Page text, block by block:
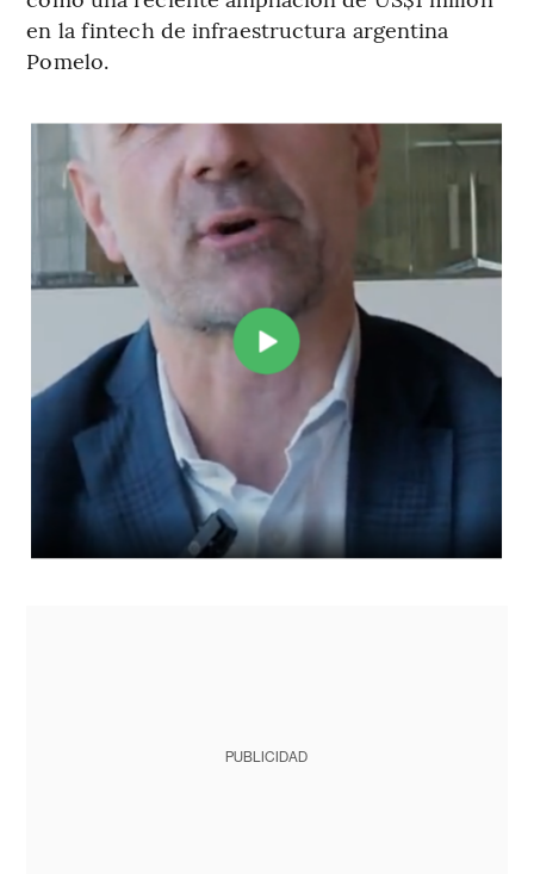
en la fintech de infraestructura argentina
Pomelo.
PUBLICIDAD